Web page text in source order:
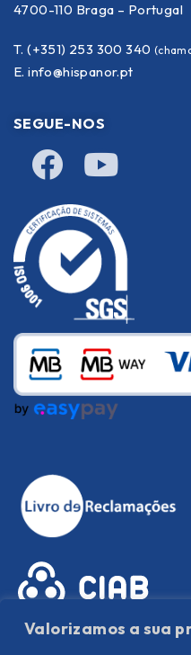
Valorizamos a sua
4700-110 Braga – Portugal
T. (+351) 253 300 340
E. info@hispanor.pt
SEGUE-NOS